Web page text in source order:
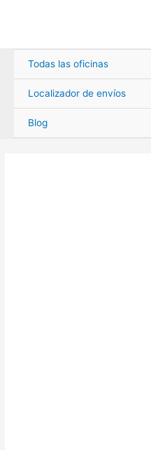
Todas las oficinas
Localizador de envíos
Blog